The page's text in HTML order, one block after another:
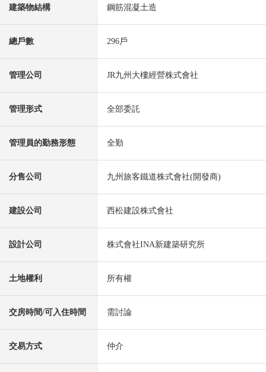
建築物結構 鋼筋混凝土造
總戶數 296戶
管理公司 JR九州大樓經營株式會社
管理形式 全部委託
管理員的勤務形態 全勤
分售公司 九州旅客鐵道株式會社(開發商)
建設公司 西松建設株式會社
設計公司 株式會社INA新建築研究所
土地權利 所有權
交房時間/可入住時間 需討論
交易方式 仲介